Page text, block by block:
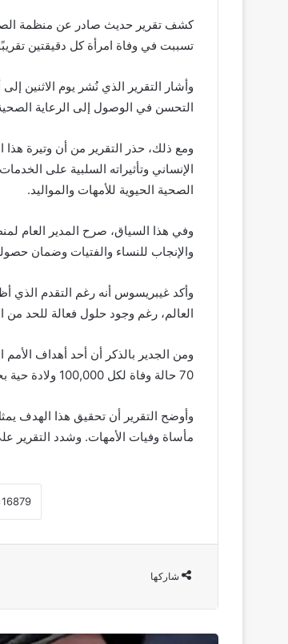
كشف تقرير حديث صادر عن منظمة الصحة
تسببت في وفاة امرأة كل دقيقتين تقريبًا في عام 2023، مما يعني نحو 260,000 حالة
التحسن في الوصول إلى الرعاية
الإنساني وتأثيراته السلبية على
الصحية الحيوية للأمهات والمواليد.
وفي هذا السياق، صرح المدير العام
والإنجاب للنساء والفتيات وضمان
وأكد غيبريسوس أنه رغم التقدم الذي
العالم، رغم وجود حلول فعالة للحد
ومن الجدير بالذكر أن أحد أهداف
70 حالة وفاة لكل 100,000 ولادة حية بحلول عام 2030.
وأوضح التقرير أن تحقيق هذا الهدف
مأساة وفيات الأمهات. وشدد التقرير
شاركها